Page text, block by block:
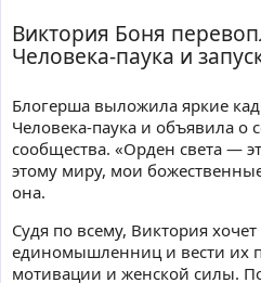
Виктория Боня
Человека-паука и
Блогерша выложила яркие
Человека-паука и объявила о
сообщества. «Орден света —
этому миру, мои
она.
Судя по всему, Виктория хочет
единомышленниц и вести их
мотивации и женской силы.